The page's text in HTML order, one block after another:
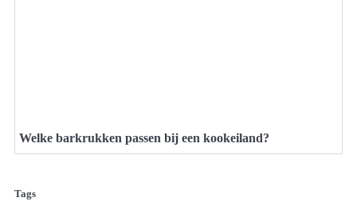
Welke barkrukken passen bij een kookeiland?
Tags